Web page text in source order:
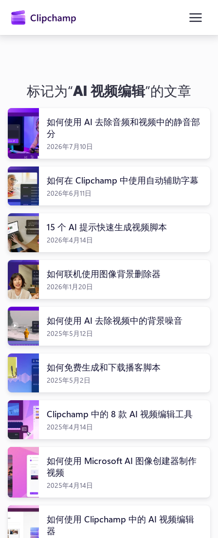
容
登录
标记为“AI 视频编辑”的文章
如何使用 AI 去除音频和视频中的静音部
分
2026年7月10日
如何在 Clipchamp 中使用自动辅助字幕
2026年6月11日
15 个 AI 提示快速生成视频脚本
2026年4月14日
如何联机使用图像背景删除器
2026年1月20日
如何使用 AI 去除视频中的背景噪音
2025年5月12日
如何免费生成和下载播客脚本
2025年5月2日
Clipchamp 中的 8 款 AI 视频编辑工具
2025年4月14日
如何使用 Microsoft AI 图像创建器制作
视频
2025年4月14日
如何使用 Clipchamp 中的 AI 视频编辑
器